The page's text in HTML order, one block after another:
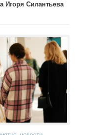
Игоря Силантьева